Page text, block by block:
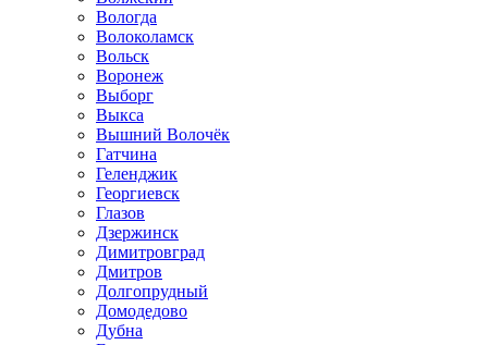
Вологда
Волоколамск
Вольск
Воронеж
Выборг
Выкса
Вышний Волочёк
Гатчина
Геленджик
Георгиевск
Глазов
Дзержинск
Димитровград
Дмитров
Долгопрудный
Домодедово
Дубна